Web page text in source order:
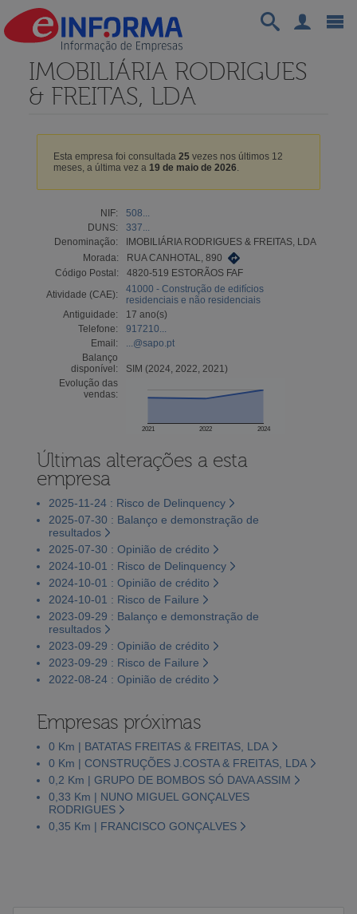
IMOBILIÁRIA RODRIGUES
& FREITAS, LDA
Esta empresa foi consultada 25vezes nos últimos 12
meses, a última vez a 19 de maio de 2026.
NIF:
508...
DUNS:
337...
Denominação:
IMOBILIÁRIA RODRIGUES & FREITAS, LDA
Morada:
RUA CANHOTAL, 890
Código Postal:
4820-519 ESTORÃOS FAF
Atividade (CAE):
41000 - Construção de edifícios
residenciais e não residenciais
Antiguidade:
17 ano(s)
Telefone:
917210...
Email:
...@sapo.pt
Balanço
disponível:
SIM (2024, 2022, 2021)
Evolução das
vendas:
2021 2022 2024
Últimas alterações a esta
empresa
2025-11-24 : Risco de Delinquency
2025-07-30 : Balanço e demonstração de
resultados
2025-07-30 : Opinião de crédito
2024-10-01 : Risco de Delinquency
2024-10-01 : Opinião de crédito
2024-10-01 : Risco de Failure
2023-09-29 : Balanço e demonstração de
resultados
2023-09-29 : Opinião de crédito
2023-09-29 : Risco de Failure
2022-08-24 : Opinião de crédito
Empresas próximas
0 Km | BATATAS FREITAS & FREITAS, LDA
0 Km | CONSTRUÇÕES J.COSTA & FREITAS, LDA
0,2 Km | GRUPO DE BOMBOS SÓ DAVA ASSIM
0,33 Km | NUNO MIGUEL GONÇALVES
RODRIGUES
0,35 Km | FRANCISCO GONÇALVES